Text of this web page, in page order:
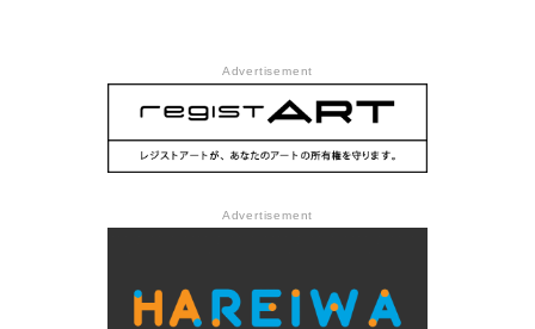
Advertisement
Advertisement